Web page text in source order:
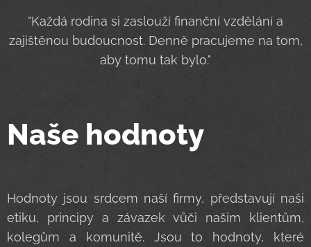
"Každá rodina si zaslouží finanční vzdělání a
zajištěnou budoucnost. Denně pracujeme na tom,
aby tomu tak bylo."
Naše hodnoty
Hodnoty jsou srdcem naší firmy, představují naši
etiku, principy a závazek vůči našim klientům,
kolegům a komunitě. Jsou to hodnoty, které